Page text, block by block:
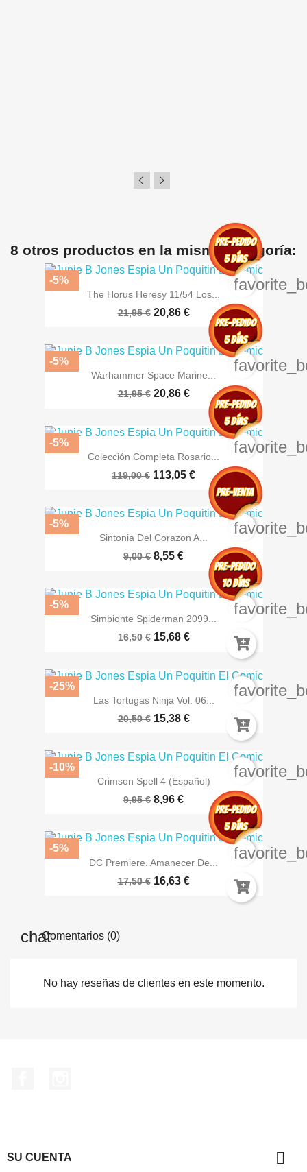
8 otros productos en la misma categoría:
The Horus Heresy 11/54 Los...
21,95 € 20,86 €
-5%
Warhammer Space Marine...
21,95 € 20,86 €
-5%
Colección Completa Rosario...
119,00 € 113,05 €
-5%
Sintonia Del Corazon A...
9,00 € 8,55 €
-5%
Simbionte Spiderman 2099...
16,50 € 15,68 €
-5%
Las Tortugas Ninja Vol. 06...
20,50 € 15,38 €
-25%
Crimson Spell 4 (Español)
9,95 € 8,96 €
-10%
DC Premiere. Amanecer De...
17,50 € 16,63 €
-5%
Comentarios (0)
No hay reseñas de clientes en este momento.
SU CUENTA 